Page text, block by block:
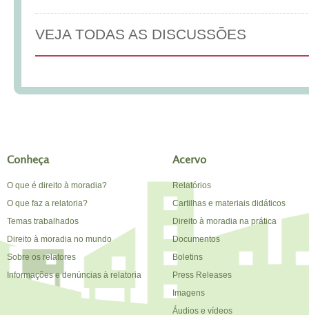
VEJA TODAS AS DISCUSSÕES
Conheça
O que é direito à moradia?
O que faz a relatoria?
Temas trabalhados
Direito à moradia no mundo
Sobre os relatores
Informações e denúncias à relatoria
Acervo
Relatórios
Cartilhas e materiais didáticos
Direito à moradia na prática
Documentos
Boletins
Press Releases
Imagens
Áudios e vídeos